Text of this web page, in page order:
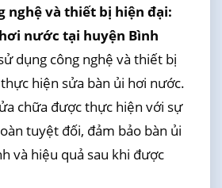
nghệ và thiết bị hiện đại:
nước tại huyện Bình
dụng công nghệ và thiết bị
hiện sửa bàn ủi hơi nước.
chữa được thực hiện với sự
tuyệt đối, đảm bảo bàn ủi
và hiệu quả sau khi được